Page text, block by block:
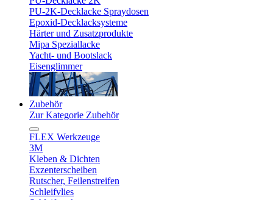
PU-2K-Decklacke Spraydosen
Epoxid-Decklacksysteme
Härter und Zusatzprodukte
Mipa Speziallacke
Yacht- und Bootslack
Eisenglimmer
Zubehör
Zur Kategorie Zubehör
FLEX Werkzeuge
3M
Kleben & Dichten
Exzenterscheiben
Rutscher, Feilenstreifen
Schleifvlies